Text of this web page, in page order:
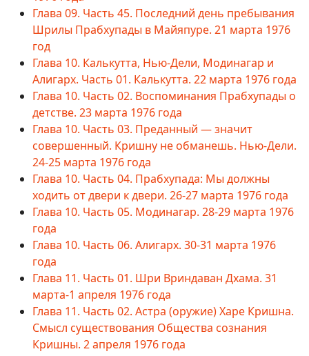
Глава 09. Часть 45. Последний день пребывания
Шрилы Прабхупады в Майяпуре. 21 марта 1976
год
Глава 10. Калькутта, Нью-Дели, Модинагар и
Алигарх. Часть 01. Калькутта. 22 марта 1976 года
Глава 10. Часть 02. Воспоминания Прабхупады о
детстве. 23 марта 1976 года
Глава 10. Часть 03. Преданный — значит
совершенный. Кришну не обманешь. Нью-Дели.
24-25 марта 1976 года
Глава 10. Часть 04. Прабхупада: Мы должны
ходить от двери к двери. 26-27 марта 1976 года
Глава 10. Часть 05. Модинагар. 28-29 марта 1976
года
Глава 10. Часть 06. Алигарх. 30-31 марта 1976
года
Глава 11. Часть 01. Шри Вриндаван Дхама. 31
марта-1 апреля 1976 года
Глава 11. Часть 02. Астра (оружие) Харе Кришна.
Смысл существования Общества сознания
Кришны. 2 апреля 1976 года